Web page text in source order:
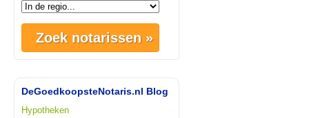
DeGoedkoopsteNotaris.nl Blog
Hypotheken